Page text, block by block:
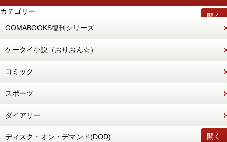
開く
カテゴリー
GOMABOOKS復刊シリーズ
ケータイ小説（おりおん☆）
コミック
スポーツ
ダイアリー
開く
ディスク・オン・デマンド(DOD)